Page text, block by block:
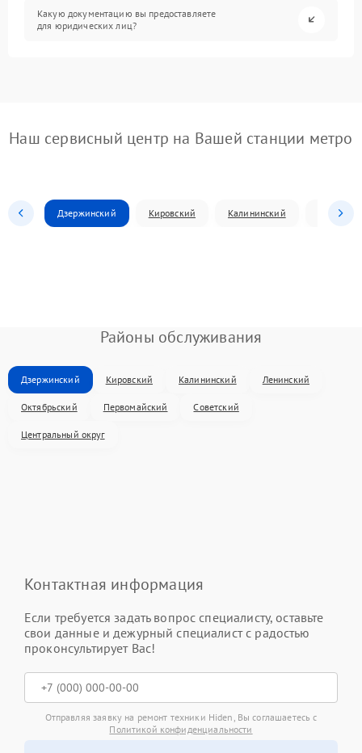
Какую документацию вы предоставляете
для юридических лиц?
Наш сервисный центр на Вашей станции метро
Дзержинский Кировский Калининский
Районы обслуживания
Дзержинский Кировский Калининский Ленинский
Октябрьский Первомайский Советский
Центральный округ
Контактная информация
Если требуется задать вопрос специалисту, оставьте
свои данные и дежурный специалист с радостью
проконсультирует Вас!
Отправляя заявку на ремонт техники Hiden, Вы соглашаетесь с
Политикой конфиденциальности